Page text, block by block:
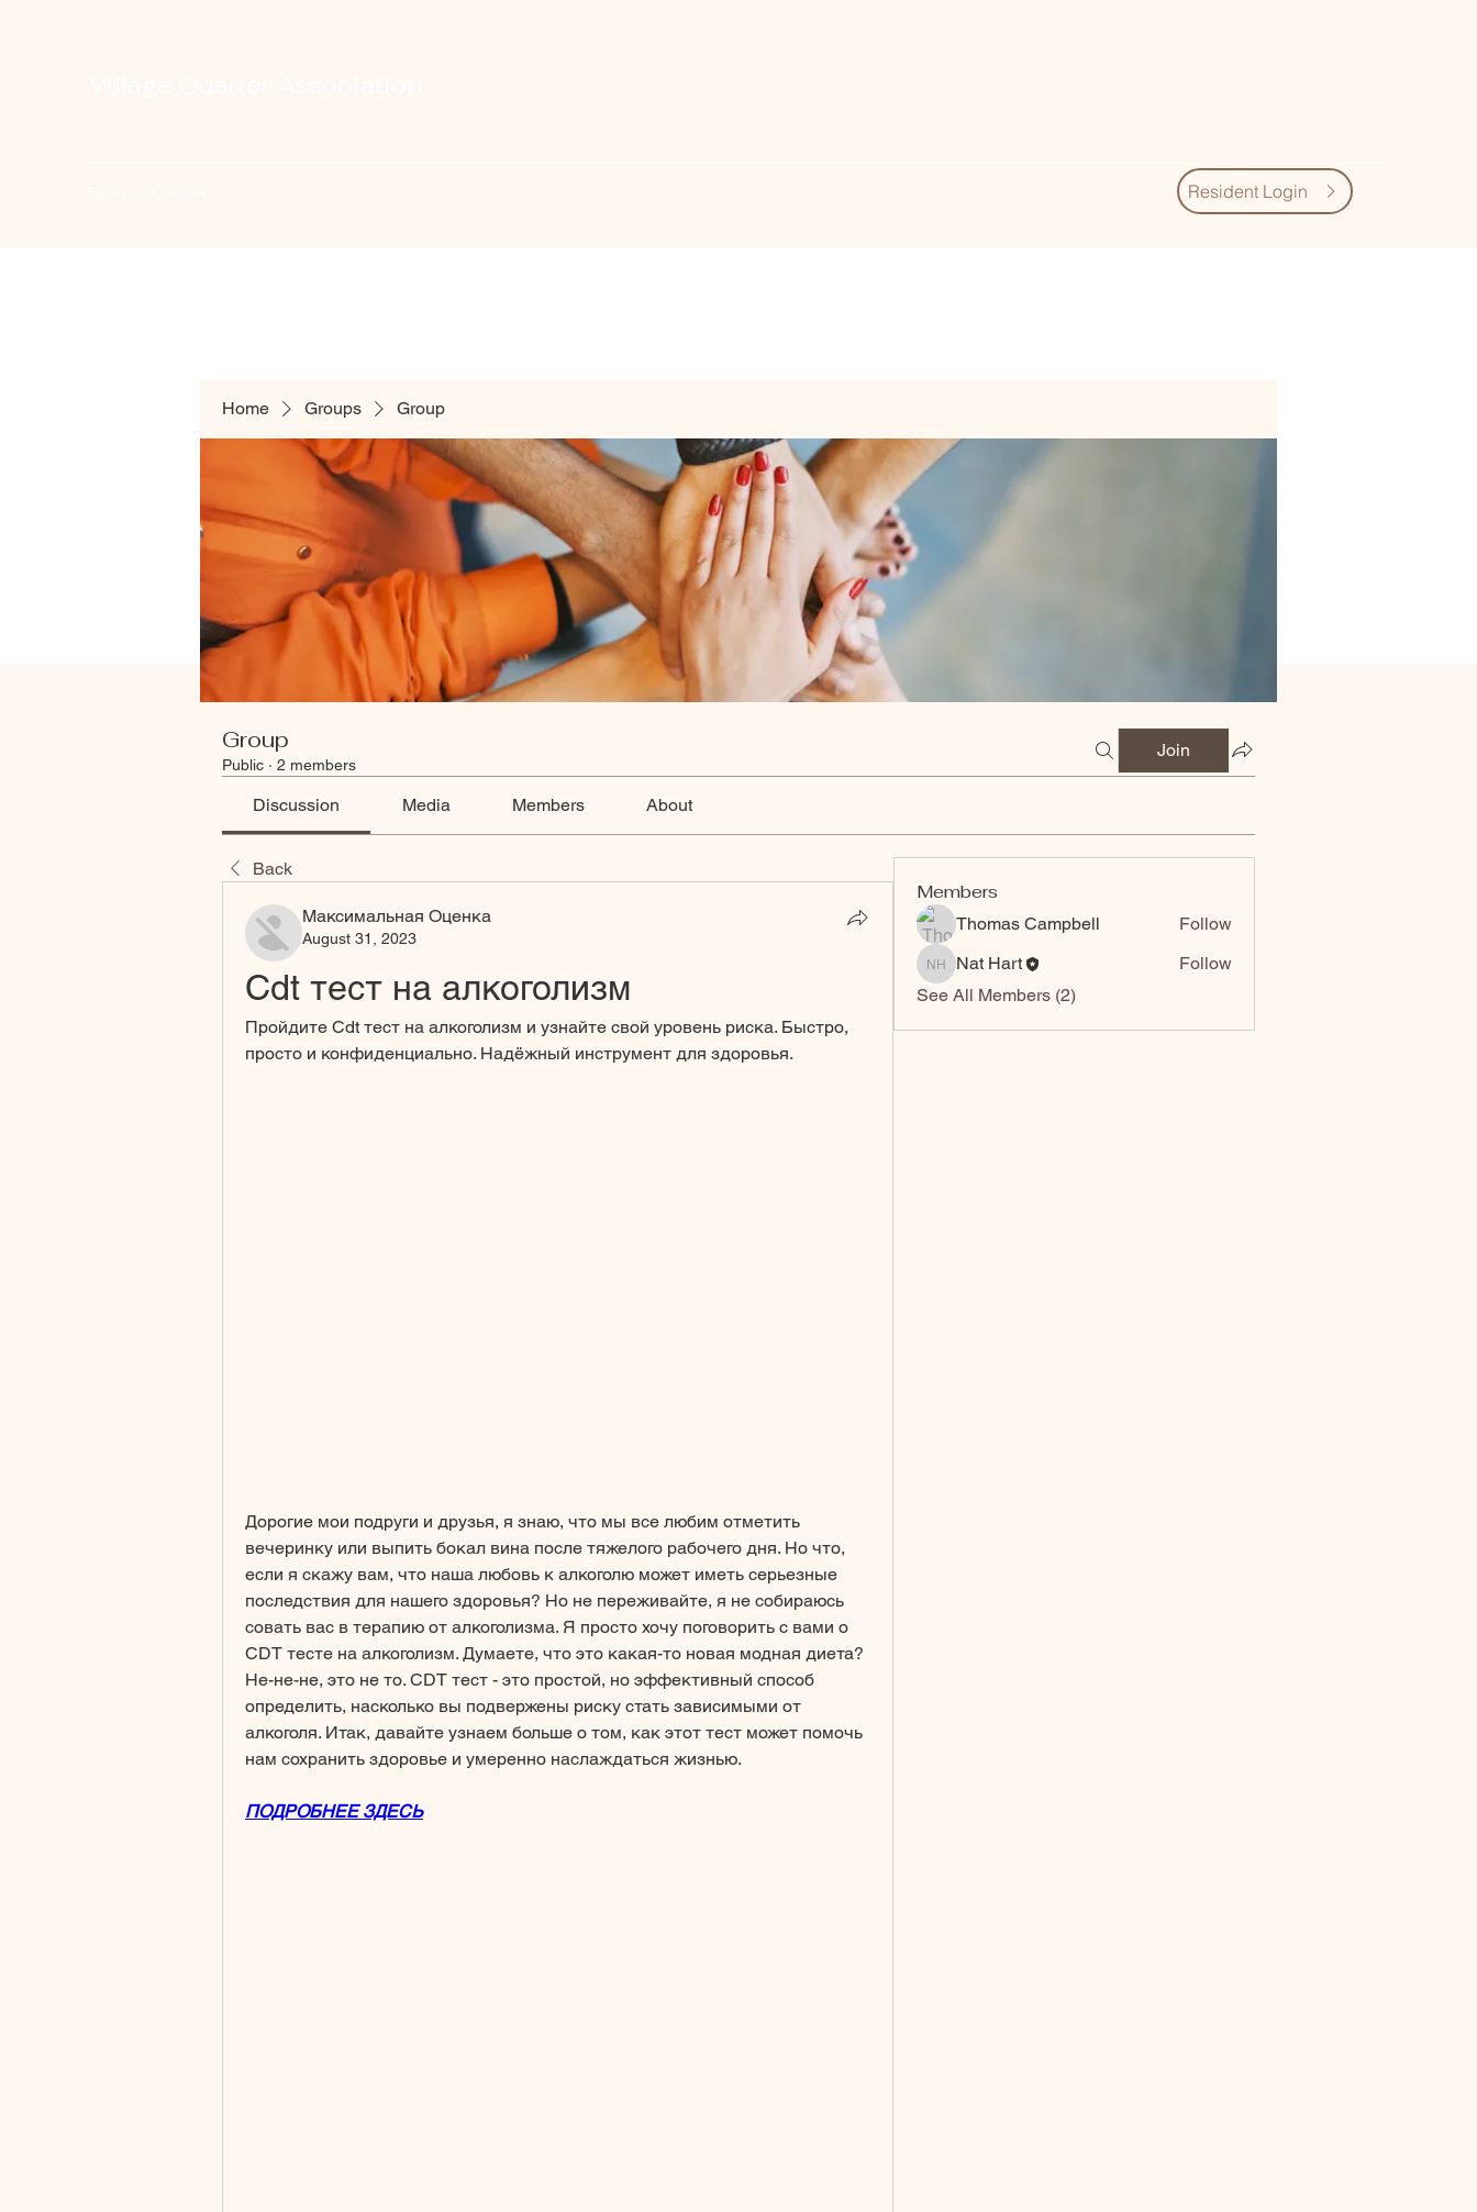
Resident Login
Home Groups Group
Group
Public · 2 members
Join
Discussion Media Members About
Back
Максимальная Оценка
August 31, 2023
Cdt тест на алкоголизм
Пройдите Cdt тест на алкоголизм и узнайте свой уровень риска. Быстро,
просто и конфиденциально. Надёжный инструмент для здоровья.
Дорогие мои подруги и друзья, я знаю, что мы все любим отметить
вечеринку или выпить бокал вина после тяжелого рабочего дня. Но что,
если я скажу вам, что наша любовь к алкоголю может иметь серьезные
последствия для нашего здоровья? Но не переживайте, я не собираюсь
совать вас в терапию от алкоголизма. Я просто хочу поговорить с вами о
CDT тесте на алкоголизм. Думаете, что это какая-то новая модная диета?
Не-не-не, это не то. CDT тест - это простой, но эффективный способ
определить, насколько вы подвержены риску стать зависимыми от
алкоголя. Итак, давайте узнаем больше о том, как этот тест может помочь
нам сохранить здоровье и умеренно наслаждаться жизнью.
ПОДРОБНЕЕ ЗДЕСЬ
Members
Thomas Campbell Follow
Nat Hart
Nat Hart
Follow
See All Members (2)